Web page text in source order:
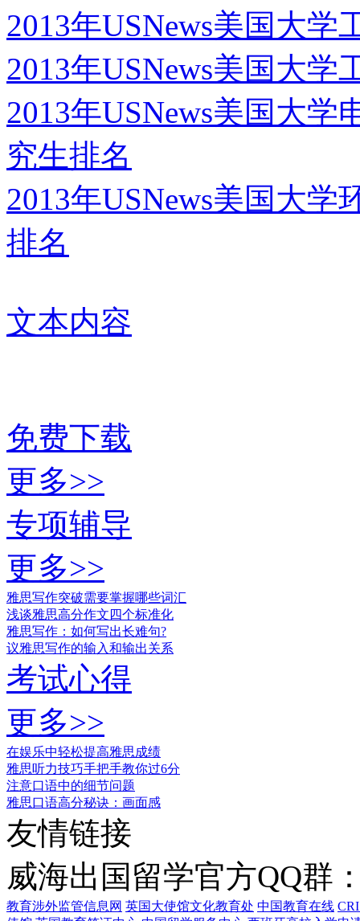
2013年USNews美国大学
2013年USNews美国大
2013年USNews美国大
究生排名
2013年USNews美国大
排名
文本内容
免费下载
更多>>
专项辅导
更多>>
雅思写作突破需要掌握哪些词汇
浅谈雅思高分作文四个标准化
雅思写作：如何写出长难句?
议雅思写作的输入和输出关系
考试心得
更多>>
在娱乐中轻松提高雅思成绩
雅思听力技巧手把手教你过6分
注意口语中的细节问题
雅思口语高分秘诀：画面感
友情链接
威海出国留学官方QQ群
教育涉外监管信息网 英国大使馆文化教育处 中国教育在线